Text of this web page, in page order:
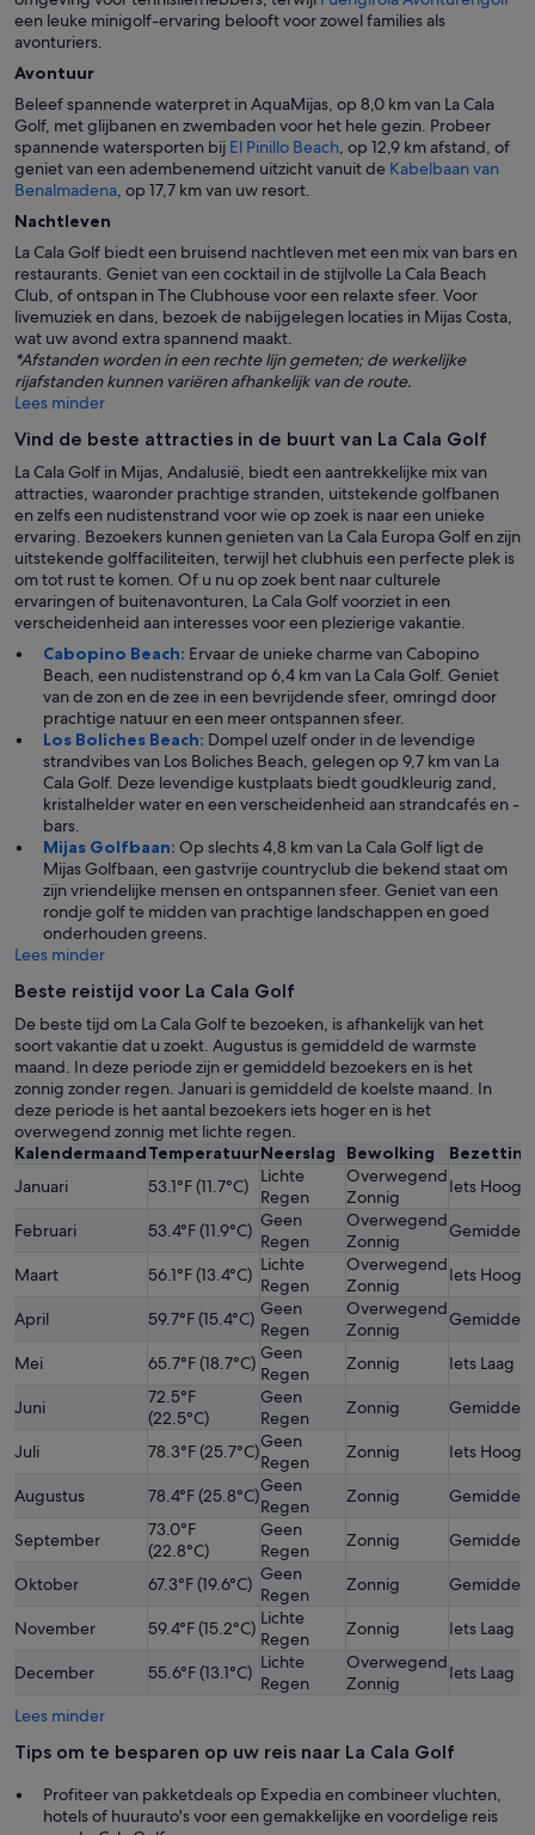
een leuke minigolf-ervaring belooft voor zowel families als
avonturiers.
Avontuur
Beleef spannende waterpret in AquaMijas, op 8,0 km van La Cala
Golf, met glijbanen en zwembaden voor het hele gezin. Probeer
spannende watersporten bij El Pinillo Beach, op 12,9 km afstand, of
geniet van een adembenemend uitzicht vanuit de Kabelbaan van
Benalmadena, op 17,7 km van uw resort.
Nachtleven
La Cala Golf biedt een bruisend nachtleven met een mix van bars en
restaurants. Geniet van een cocktail in de stijlvolle La Cala Beach
Club, of ontspan in The Clubhouse voor een relaxte sfeer. Voor
livemuziek en dans, bezoek de nabijgelegen locaties in Mijas Costa,
wat uw avond extra spannend maakt.
*Afstanden worden in een rechte lijn gemeten; de werkelijke
rijafstanden kunnen variëren afhankelijk van de route.
Lees minder
Vind de beste attracties in de buurt van La Cala Golf
La Cala Golf in Mijas, Andalusië, biedt een aantrekkelijke mix van
attracties, waaronder prachtige stranden, uitstekende golfbanen
en zelfs een nudistenstrand voor wie op zoek is naar een unieke
ervaring. Bezoekers kunnen genieten van La Cala Europa Golf en zijn
uitstekende golffaciliteiten, terwijl het clubhuis een perfecte plek is
om tot rust te komen. Of u nu op zoek bent naar culturele
ervaringen of buitenavonturen, La Cala Golf voorziet in een
verscheidenheid aan interesses voor een plezierige vakantie.
Cabopino Beach: Ervaar de unieke charme van Cabopino
Beach, een nudistenstrand op 6,4 km van La Cala Golf. Geniet
van de zon en de zee in een bevrijdende sfeer, omringd door
prachtige natuur en een meer ontspannen sfeer.
Los Boliches Beach: Dompel uzelf onder in de levendige
strandvibes van Los Boliches Beach, gelegen op 9,7 km van La
Cala Golf. Deze levendige kustplaats biedt goudkleurig zand,
kristalhelder water en een verscheidenheid aan strandcafés en -
bars.
Mijas Golfbaan: Op slechts 4,8 km van La Cala Golf ligt de
Mijas Golfbaan, een gastvrije countryclub die bekend staat om
zijn vriendelijke mensen en ontspannen sfeer. Geniet van een
rondje golf te midden van prachtige landschappen en goed
onderhouden greens.
Lees minder
Beste reistijd voor La Cala Golf
De beste tijd om La Cala Golf te bezoeken, is afhankelijk van het
soort vakantie dat u zoekt. Augustus is gemiddeld de warmste
maand. In deze periode zijn er gemiddeld bezoekers en is het
zonnig zonder regen. Januari is gemiddeld de koelste maand. In
deze periode is het aantal bezoekers iets hoger en is het
overwegend zonnig met lichte regen.
KalendermaandTemperatuurNeerslag Bewolking
Bezetting
Januari
53.1°F (11.7°C)
Lichte
Regen
Overwegend
Zonnig
Iets Hoog
Februari 53.4°F (11.9°C) Geen
Regen
Overwegend
Zonnig
Gemiddeld
Maart 56.1°F (13.4°C) Lichte
Regen
Overwegend
Zonnig
Iets Hoog
April 59.7°F (15.4°C) Geen
Regen
Overwegend
Zonnig
Gemiddeld
Mei 65.7°F (18.7°C) Geen
Regen
Zonnig Iets Laag
Juni
72.5°F
(22.5°C)
Geen
Regen
Zonnig Gemiddeld
Juli 78.3°F (25.7°C)Geen
Regen
Zonnig Iets Hoog
Augustus 78.4°F (25.8°C)Geen
Regen
Zonnig Gemiddeld
September
73.0°F
(22.8°C)
Geen
Regen
Zonnig Gemiddeld
Oktober 67.3°F (19.6°C) Geen
Regen
Zonnig Gemiddeld
November 59.4°F (15.2°C) Lichte
Regen
Zonnig Iets Laag
December 55.6°F (13.1°C) Lichte
Regen
Overwegend
Zonnig
Iets Laag
Lees minder
Tips om te besparen op uw reis naar La Cala Golf
Profiteer van pakketdeals op Expedia en combineer vluchten,
hotels of huurauto's voor een gemakkelijke en voordelige reis